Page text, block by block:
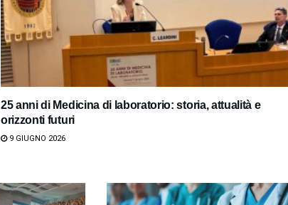
25 anni di Medicina di laboratorio: storia, attualità e
orizzonti futuri
9 GIUGNO 2026